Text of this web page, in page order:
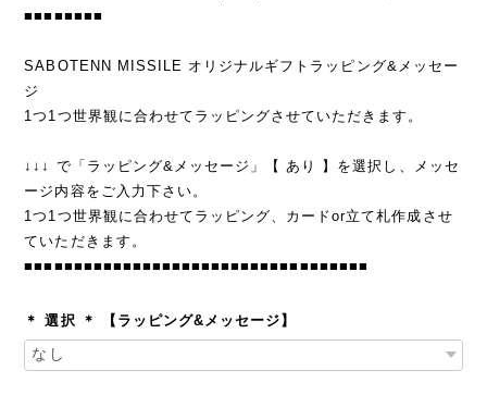
■■■■■■■■
SABOTENN MISSILE オリジナルギフトラッピング&メッセー
ジ
1つ1つ世界観に合わせてラッピングさせていただきます。
↓↓↓ で「ラッピング&メッセージ」【 あり 】を選択し、メッセ
ージ内容をご入力下さい。
1つ1つ世界観に合わせてラッピング、カードor立て札作成させ
ていただきます。
■■■■■■■■■■■■■■■■■■■■■■■■■■■■■■■■■■■
＊ 選択 ＊ 【ラッピング&メッセージ】